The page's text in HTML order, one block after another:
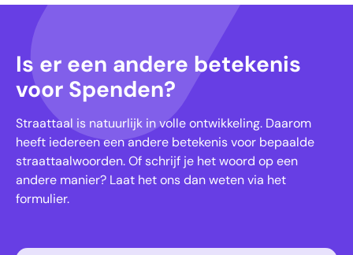
Is er een andere betekenis
voor Spenden?
Straattaal is natuurlijk in volle ontwikkeling. Daarom
heeft iedereen een andere betekenis voor bepaalde
straattaalwoorden. Of schrijf je het woord op een
andere manier? Laat het ons dan weten via het
formulier.